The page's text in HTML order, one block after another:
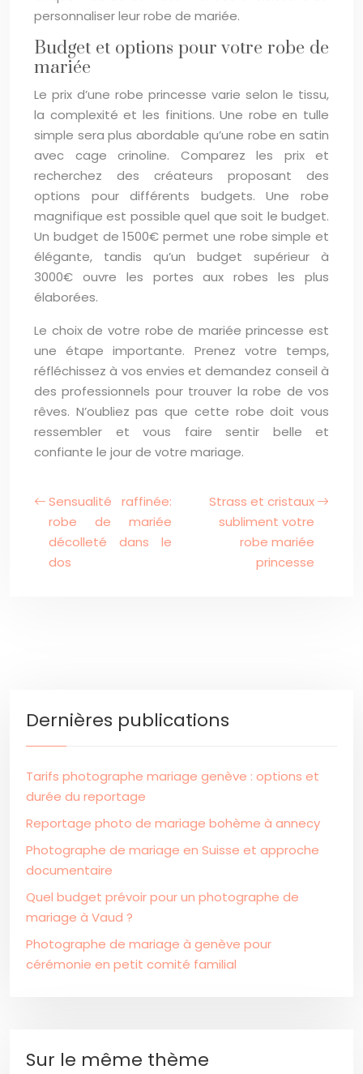
personnaliser leur robe de mariée.
Budget et options pour votre robe de
mariée
Le prix d’une robe princesse varie selon le tissu,
la complexité et les finitions. Une robe en tulle
simple sera plus abordable qu’une robe en satin
avec cage crinoline. Comparez les prix et
recherchez des créateurs proposant des
options pour différents budgets. Une robe
magnifique est possible quel que soit le budget.
Un budget de 1500€ permet une robe simple et
élégante, tandis qu’un budget supérieur à
3000€ ouvre les portes aux robes les plus
élaborées.
Le choix de votre robe de mariée princesse est
une étape importante. Prenez votre temps,
réfléchissez à vos envies et demandez conseil à
des professionnels pour trouver la robe de vos
rêves. N’oubliez pas que cette robe doit vous
ressembler et vous faire sentir belle et
confiante le jour de votre mariage.
Sensualité raffinée:
robe de mariée
décolleté dans le
dos
Strass et cristaux
subliment votre
robe mariée
princesse
Dernières publications
Tarifs photographe mariage genève : options et
durée du reportage
Reportage photo de mariage bohème à annecy
Photographe de mariage en Suisse et approche
documentaire
Quel budget prévoir pour un photographe de
mariage à Vaud ?
Photographe de mariage à genève pour
cérémonie en petit comité familial
Sur le même thème